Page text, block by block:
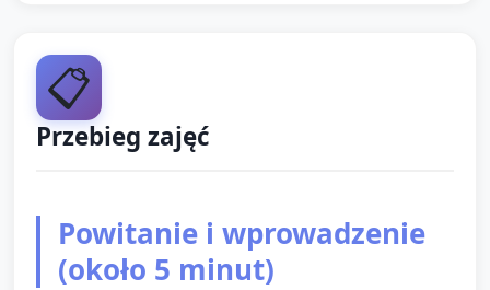
📋
Przebieg zajęć
Powitanie i wprowadzenie
(około 5 minut)